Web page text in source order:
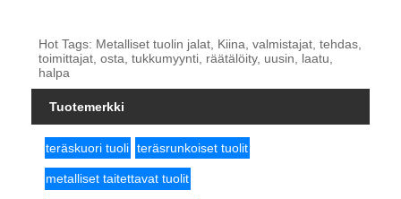
Hot Tags: Metalliset tuolin jalat, Kiina, valmistajat, tehdas,
toimittajat, osta, tukkumyynti, räätälöity, uusin, laatu,
halpa
Tuotemerkki
teräskuori tuoli teräsrunkoiset tuolit
metalliset taitettavat tuolit